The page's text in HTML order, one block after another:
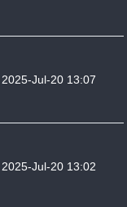
2025-Jul-20 13:07
2025-Jul-20 13:02